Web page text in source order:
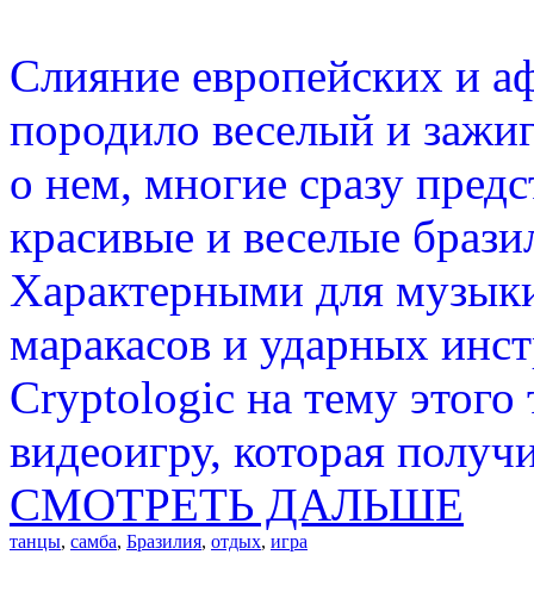
Слияние европейских и
породило веселый и
о нем, многие сразу
красивые и веселые
Характерными для
маракасов и ударных
Cryptologic на тему этого
видеоигру, которая
СМОТРЕТЬ ДАЛЬШЕ
танцы, самба, Бразилия, отдых, игра